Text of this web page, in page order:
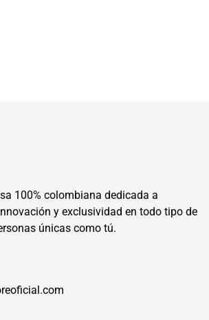
100% colombiana dedicada a
y exclusividad en todo tipo de
únicas como tú.